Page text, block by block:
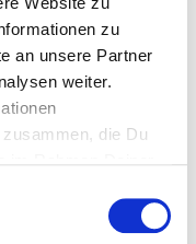
zu
an unsere Partner
weiter.
die Du
START